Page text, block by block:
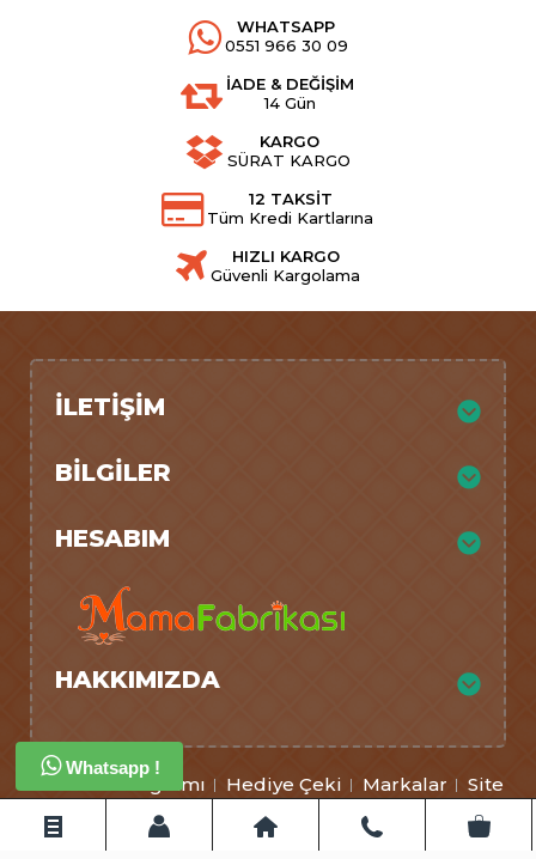
Whatsapp !
WHATSAPP
0551 966 30 09
İADE & DEĞİŞİM
14 Gün
KARGO
SÜRAT KARGO
12 TAKSİT
Tüm Kredi Kartlarına
HIZLI KARGO
Güvenli Kargolama
İLETIŞIM
BILGILER
HESABIM
HAKKIMIZDA
Ortaklık Programı Hediye Çeki Markalar
Site
Mamafabrikası © 2026 - Tüm Hakları Saklıdır.